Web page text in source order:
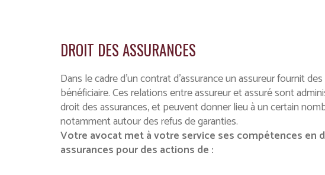
DROIT DES ASSURANCES
Dans le cadre d’un contrat d’assurance un assureur fournit
bénéficiaire. Ces relations entre assureur et assuré sont
droit des assurances, et peuvent donner lieu à un certain
notamment autour des refus de garanties.
Votre avocat met à votre service ses compétences en
assurances pour des actions de :